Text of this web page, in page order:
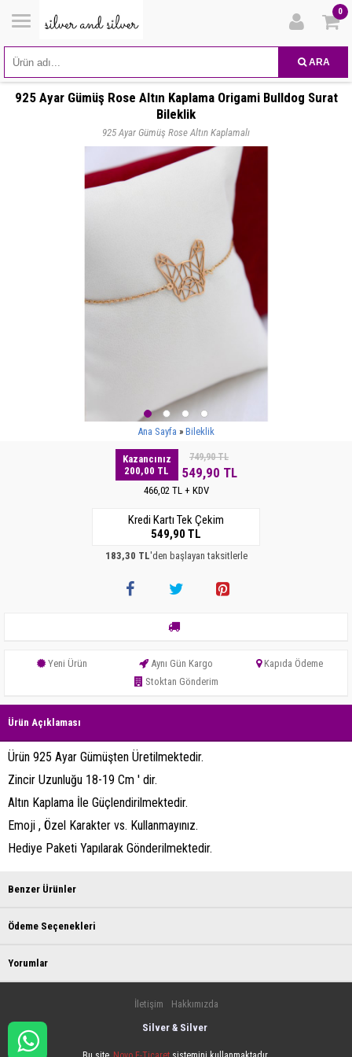
0
ARA
925 Ayar Gümüş Rose Altın Kaplama Origami Bulldog Surat
Bileklik
925 Ayar Gümüş Rose Altın Kaplamalı
Ana Sayfa Bileklik
Kazancınız
200,00 TL
749,90 TL
549,90 TL
466,02 TL + KDV
Kredi Kartı Tek Çekim
549,90 TL
183,30 TL'den başlayan taksitlerle
Yeni Ürün Aynı Gün Kargo
Kapıda Ödeme
Stoktan Gönderim
Ürün Açıklaması
Ürün 925 Ayar Gümüşten Üretilmektedir.
Zincir Uzunluğu 18-19 Cm ' dir.
Altın Kaplama İle Güçlendirilmektedir.
Emoji , Özel Karakter vs. Kullanmayınız.
Hediye Paketi Yapılarak Gönderilmektedir.
Benzer Ürünler
Ödeme Seçenekleri
Yorumlar
İletişim
Hakkımızda
Silver & Silver